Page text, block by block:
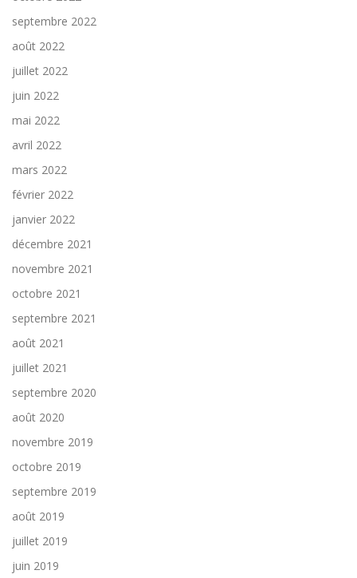
septembre 2022
août 2022
juillet 2022
juin 2022
mai 2022
avril 2022
mars 2022
février 2022
janvier 2022
décembre 2021
novembre 2021
octobre 2021
septembre 2021
août 2021
juillet 2021
septembre 2020
août 2020
novembre 2019
octobre 2019
septembre 2019
août 2019
juillet 2019
juin 2019